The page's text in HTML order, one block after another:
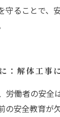
守ることで、
：解体工事
労働者の安全
の安全教育が